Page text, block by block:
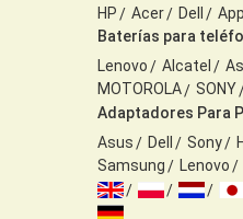
HP
Acer Dell
Baterías para
Lenovo
Alcatel
MOTOROLA
SONY
Adaptadores Para
Asus
Dell Sony
Samsung
Lenovo